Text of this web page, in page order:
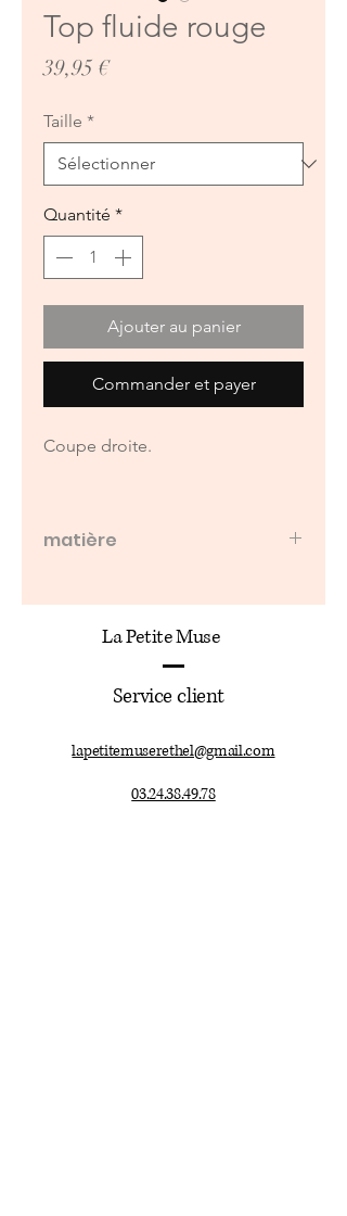
Top fluide rouge
39,95 €Prix
Taille *
Quantité *
Ajouter au panier
Commander et payer
Coupe droite.
matière
La Petite Muse
Service client
lapetitemuserethel@gmail.com
03.24.38.49.78